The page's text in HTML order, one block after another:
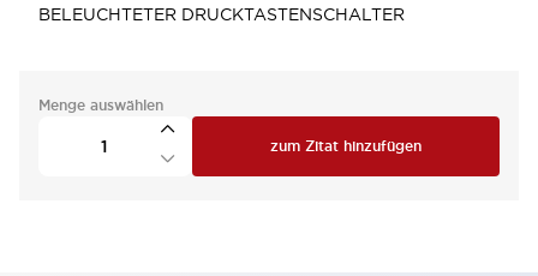
BELEUCHTETER DRUCKTASTENSCHALTER
Menge auswählen
zum Zitat hinzufügen